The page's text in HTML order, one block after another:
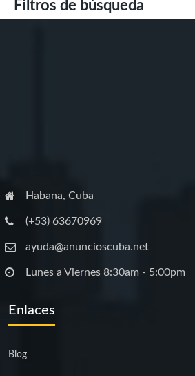
Filtros de búsqueda
Habana, Cuba
(+53) 63670969
ayuda@anuncioscuba.net
Lunes a Viernes 8:30am - 5:00pm
Enlaces
Blog